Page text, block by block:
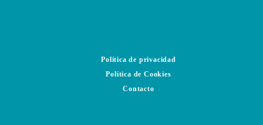
Política de privacidad
Política de Cookies
Contacto